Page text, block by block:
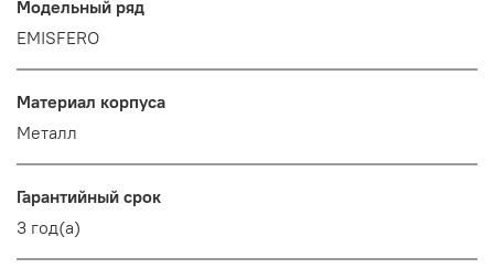
Модельный ряд
EMISFERO
Материал корпуса
Металл
Гарантийный срок
3 год(а)